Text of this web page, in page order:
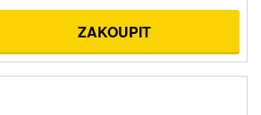
ZAKOUPIT